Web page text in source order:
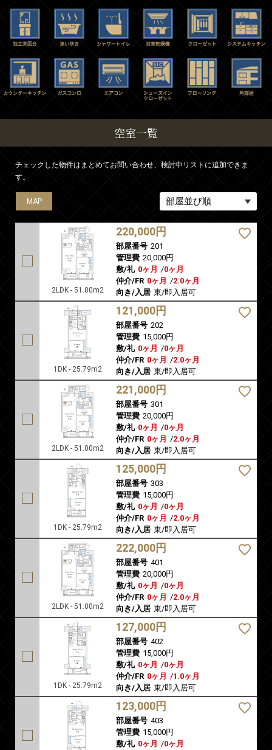
空室一覧
チェックした物件はまとめてお問い合わせ、検討中リストに追加できま
す。
MAP
2LDK - 51.00m2
220,000円
部屋番号 201
管理費 20,000円
敷/礼 0ヶ月 /0ヶ月
仲介/FR 0ヶ月 /2.0ヶ月
向き/入居 東/即入居可
MAP
1DK - 25.79m2
121,000円
部屋番号 202
管理費 15,000円
敷/礼 0ヶ月 /0ヶ月
仲介/FR 0ヶ月 /2.0ヶ月
向き/入居 東/即入居可
MAP
2LDK - 51.00m2
221,000円
部屋番号 301
管理費 20,000円
敷/礼 0ヶ月 /0ヶ月
仲介/FR 0ヶ月 /2.0ヶ月
向き/入居 東/即入居可
MAP
1DK - 25.79m2
125,000円
部屋番号 303
管理費 15,000円
敷/礼 0ヶ月 /0ヶ月
仲介/FR 0ヶ月 /2.0ヶ月
向き/入居 東/即入居可
MAP
2LDK - 51.00m2
222,000円
部屋番号 401
管理費 20,000円
敷/礼 0ヶ月 /0ヶ月
仲介/FR 0ヶ月 /2.0ヶ月
向き/入居 東/即入居可
MAP
1DK - 25.79m2
127,000円
部屋番号 402
管理費 15,000円
敷/礼 0ヶ月 /0ヶ月
仲介/FR 0ヶ月 /1.0ヶ月
向き/入居 東/即入居可
MAP
123,000円
部屋番号 403
管理費 15,000円
敷/礼 0ヶ月 /0ヶ月
MAP
MAP
MAP
MAP
MAP
MAP
MAP
MAP
MAP